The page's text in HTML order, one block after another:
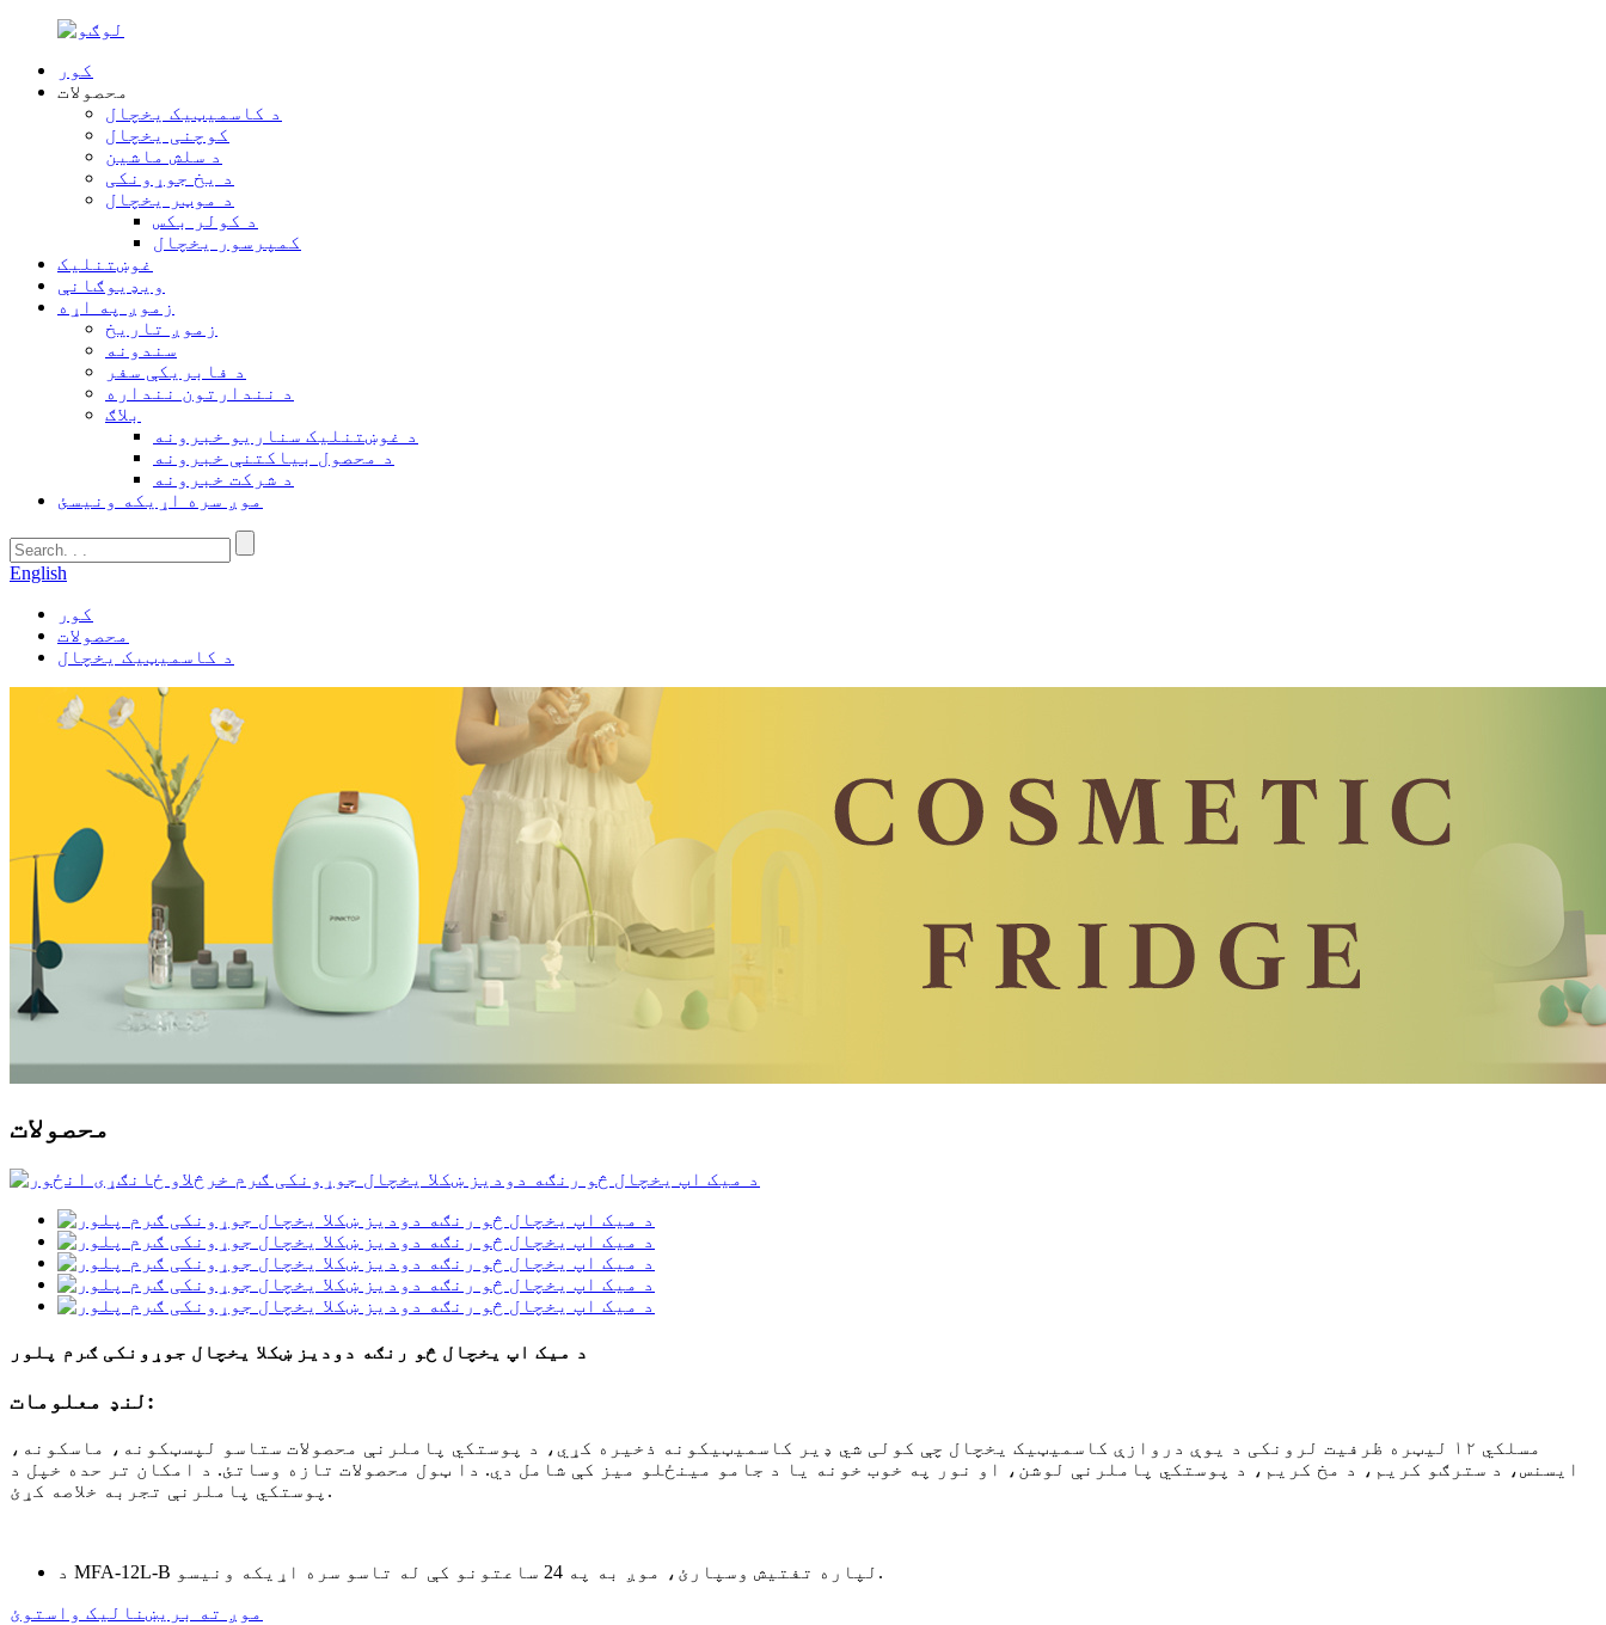
کور
محصولات
د کاسمیټیک یخچال
کوچنی یخچال
د سلش ماشین
د یخ جوړونکی
د موټر یخچال
د کولر بکس
کمپرسور یخچال
غوښتنلیک
ویډیوګانې
زموږ په اړه
زموږ تاریخ
سندونه
د فابریکې سفر
د نندارتون ننداره
بلاګ
د غوښتنلیک سناریو خبرونه
د محصول بیاکتنې خبرونه
د شرکت خبرونه
موږ سره اړیکه ونیسئ
English
کور
محصولات
د کاسمیټیک یخچال
محصولات
د میک اپ یخچال څو رنګه دودیز ښکلا یخچال جوړونکی ګرم پلور
لنډ معلومات:
مسلکي ۱۲ لیټره ظرفیت لرونکی د یوې دروازې کاسمیټیک یخچال چې کولی شي ډیر کاسمیټیکونه ذخیره کړي، د پوستکي پاملرنې محصولات ستاسو لپسټکونه، ماسکونه،
ایسنس، د سترګو کریم، د مخ کریم، د پوستکي پاملرنې لوشن، او نور په خوب خونه یا د جامو مینځلو میز کې شامل دي. دا ټول محصولات تازه وساتئ. د امکان تر حده خپل د
پوستکي پاملرنې تجربه خلاصه کړئ.
د MFA-12L-B لپاره تفتیش وسپارئ، موږ به په 24 ساعتونو کې له تاسو سره اړیکه ونیسو.
موږ ته بریښنالیک واستوئ